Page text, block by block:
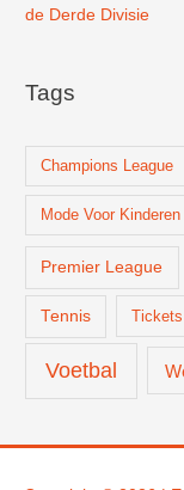
de Derde Divisie
Tags
Champions League
Mode Voor Kinderen
Premier League
Tennis Tickets
Voetbal